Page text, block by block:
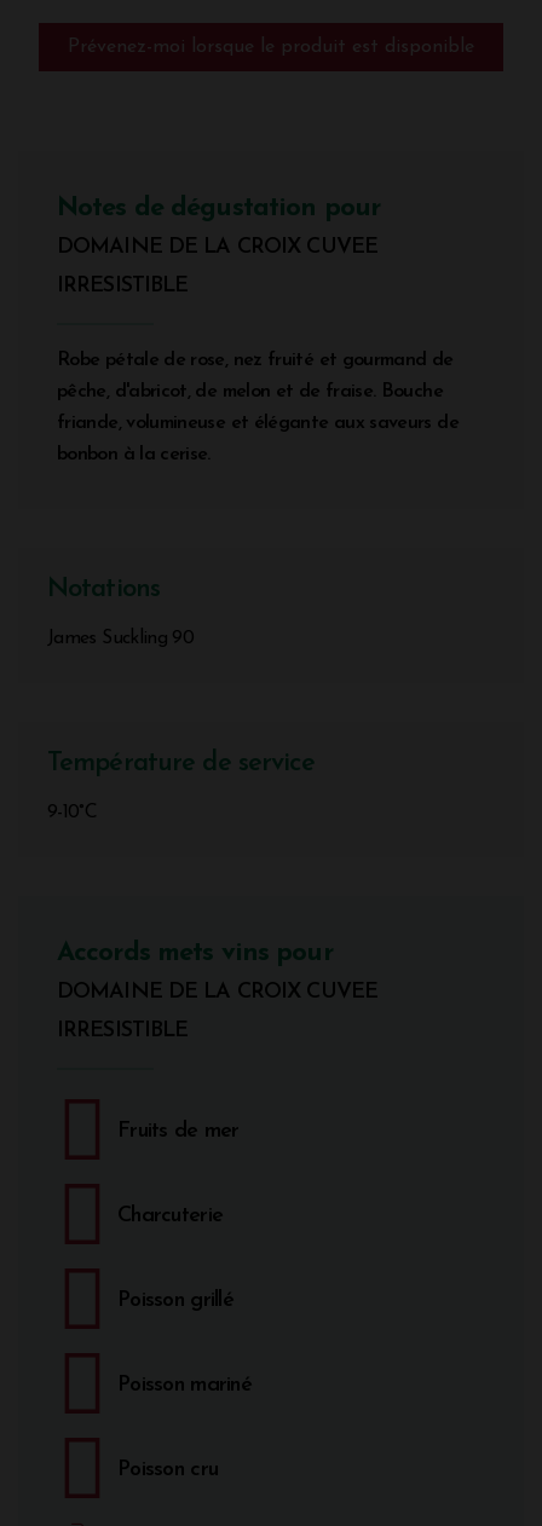
Prévenez-moi lorsque le produit est disponible
Notes de dégustation pour
DOMAINE DE LA CROIX CUVEE
IRRESISTIBLE
Robe pétale de rose, nez fruité et gourmand de
pêche, d'abricot, de melon et de fraise. Bouche
friande, volumineuse et élégante aux saveurs de
bonbon à la cerise.
Notations
James Suckling 90
Température de service
9-10°C
Accords mets vins pour
DOMAINE DE LA CROIX CUVEE
IRRESISTIBLE
Fruits de mer
Charcuterie
Poisson grillé
Poisson mariné
Poisson cru